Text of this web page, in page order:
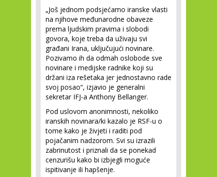
„Još jednom podsjećamo iranske vlasti
na njihove međunarodne obaveze
prema ljudskim pravima i slobodi
govora, koje treba da uživaju svi
građani Irana, uključujući novinare.
Pozivamo ih da odmah oslobode sve
novinare i medijske radnike koji su
držani iza rešetaka jer jednostavno rade
svoj posao“, izjavio je generalni
sekretar IFJ-a Anthony Bellanger.
Pod uslovom anonimnosti, nekoliko
iranskih novinara/ki kazalo je RSF-u o
tome kako je živjeti i raditi pod
pojačanim nadzorom. Svi su izrazili
zabrinutost i priznali da se ponekad
cenzurišu kako bi izbjegli moguće
ispitivanje ili hapšenje.